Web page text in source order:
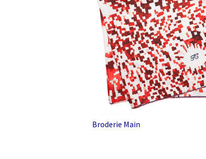
Broderie Main